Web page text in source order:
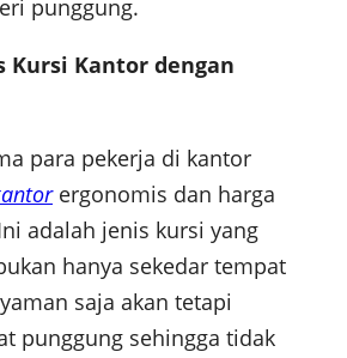
punggung.
Kursi Kantor dengan
para pekerja di kantor
ergonomis dan harga
adalah jenis kursi yang
hanya sekedar tempat
saja akan tetapi
punggung sehingga tidak